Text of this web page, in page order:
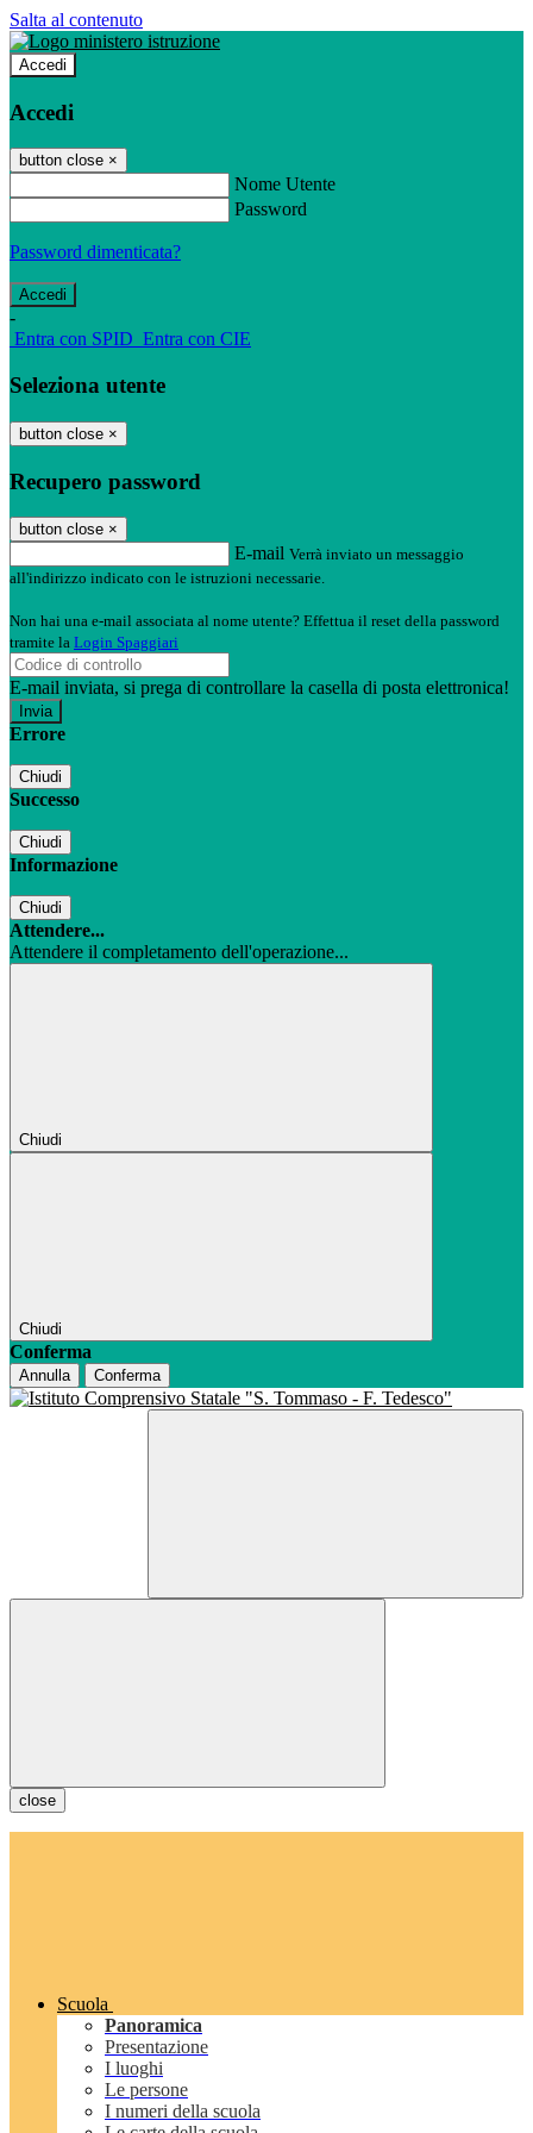
Salta al contenuto
Accedi
Accedi
button close ×
Nome Utente
Password
Password dimenticata?
-
Entra con SPID Entra con CIE
Seleziona utente
button close ×
Recupero password
button close ×
E-mail Verrà inviato un messaggio
all'indirizzo indicato con le istruzioni necessarie.
Non hai una e-mail associata al nome utente? Effettua il reset della password
tramite la Login Spaggiari
E-mail inviata, si prega di controllare la casella di posta elettronica!
Errore
Chiudi
Successo
Chiudi
Informazione
Chiudi
Attendere...
Attendere il completamento dell'operazione...
Chiudi
Chiudi
Conferma
Annulla Conferma
close
Scuola
Panoramica
Presentazione
I luoghi
Le persone
I numeri della scuola